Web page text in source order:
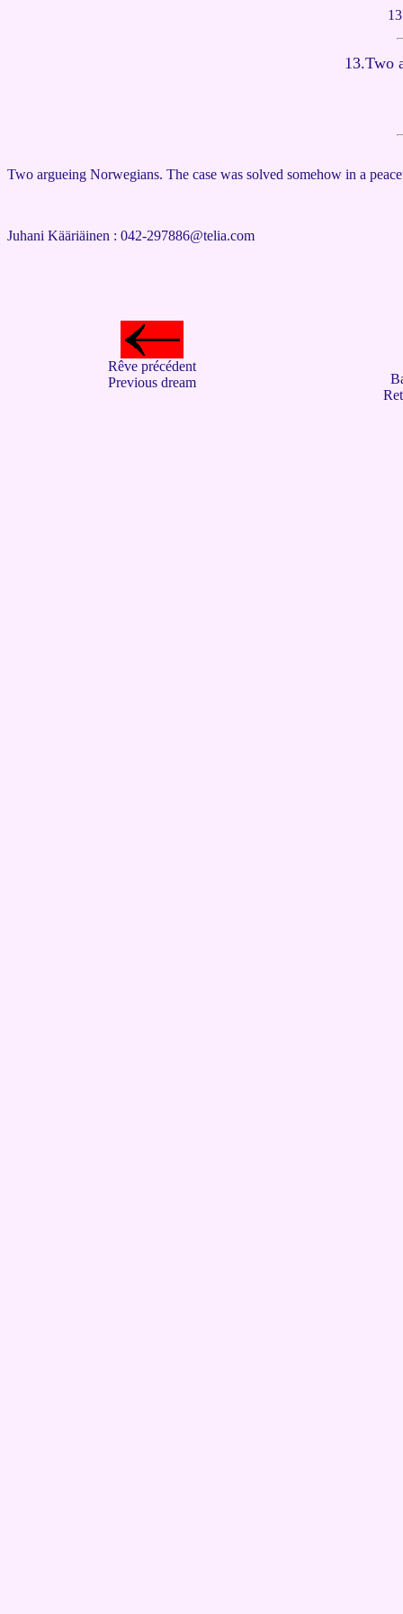
13.Two
Two argueing Norwegians. The case was solved somehow in a
Juhani Kääriäinen : 042-297886@telia.com
Rêve précédent
Previous dream